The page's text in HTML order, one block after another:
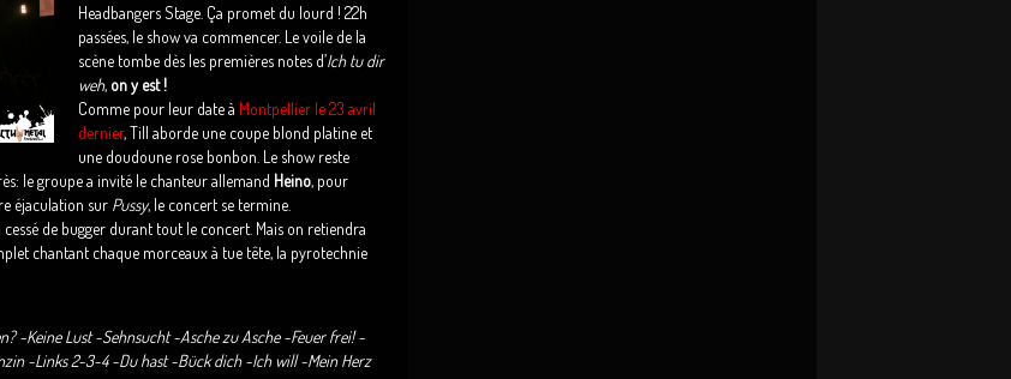
Headbangers Stage. Ça promet du lourd ! 22h
passées, le show va commencer. Le voile de la
scène tombe dès les premières notes d’Ich tu dir
weh, on y est !
Comme pour leur date à Montpellier le 23 avril
dernier, Till aborde une coupe blond platine et
une doudoune rose bonbon. Le show reste
le groupe a invité le chanteur allemand Heino, pour
éjaculation sur Pussy, le concert se termine.
de bugger durant tout le concert. Mais on retiendra
chantant chaque morceaux à tue tête, la pyrotechnie
-Keine Lust -Sehnsucht -Asche zu Asche -Feuer frei! -
-Links 2-3-4 -Du hast -Bück dich -Ich will -Mein Herz